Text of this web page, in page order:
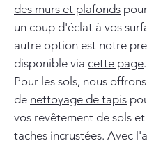
des murs et plafonds
un coup d'éclat à vos
autre option est notre
disponible via cette page.
Pour les sols, nous
de nettoyage de tapis
vos revêtement de sols
taches incrustées. Avec